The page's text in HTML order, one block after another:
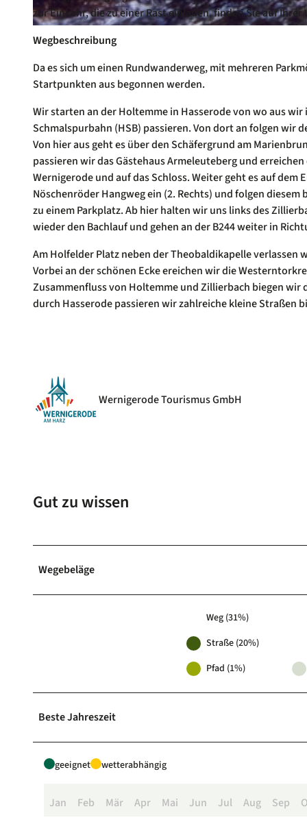
zur Einkehr, die zu einer Rast einladen, finden Sie auf Ihrer
Wegbeschreibung
Da es sich um einen Rundwanderweg, mit mehreren
Startpunkten aus begonnen werden.
Wir starten an der Holtemme in Hasserode von wo aus
Schmalspurbahn (HSB) passieren. Von dort an folgen wir
Von hier aus geht es über den Schäfergrund am
passieren wir das Gästehaus Armeleuteberg und
Wernigerode und auf das Schloss. Weiter geht es auf
Nöschenröder Hangweg ein (2. Rechts) und folgen
zu einem Parkplatz. Ab hier halten wir uns links des
wieder den Bachlauf und gehen an der B244 weiter in
Am Holfelder Platz neben der Theobaldikapelle verlassen
Vorbei an der schönen Ecke ereichen wir die
Zusammenfluss von Holtemme und Zillierbach biegen
durch Hasserode passieren wir zahlreiche kleine Straßen
Wernigerode Tourismus GmbH
Gut zu wissen
Wegebeläge
Weg (31%)
Straße (20%)
Pfad (1%)
Beste Jahreszeit
geeignet wetterabhängig
Jan Feb Mär Apr Mai Jun Jul Aug Sep